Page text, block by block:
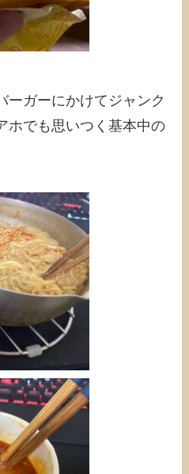
ーガーにかけてジャンク
ホでも思いつく基本中の